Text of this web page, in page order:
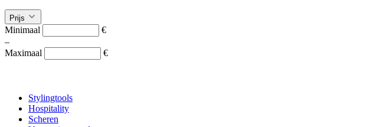
Prijs
Minimaal
€
–
Maximaal
€
Stylingtools
Hospitality
Scheren